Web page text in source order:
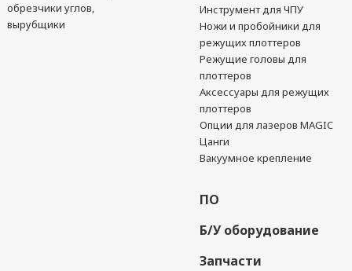
обрезчики углов,
вырубщики
Инструмент для ЧПУ
Ножи и пробойники для
режущих плоттеров
Режущие головы для
плоттеров
Аксессуары для режущих
плоттеров
Опции для лазеров MAGIC
Цанги
Вакуумное крепление
ПО
Б/У оборудование
Запчасти